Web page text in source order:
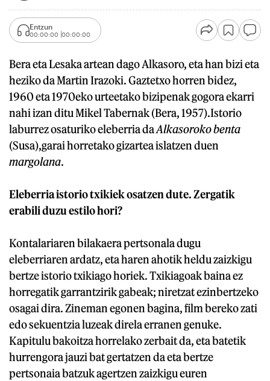
Entzun
00:00:00 00:00:00
Bera eta Lesaka artean dago Alkasoro, eta han bizi eta
heziko da Martin Irazoki. Gaztetxo horren bidez,
1960 eta 1970eko urteetako bizipenak gogora ekarri
nahi izan ditu Mikel Tabernak (Bera, 1957).Istorio
laburrez osaturiko eleberria daAlkasoroko benta
(Susa),garai horretako gizartea islatzen duen
margolana.
Eleberria istorio txikiek osatzen dute. Zergatik
erabili duzu estilo hori?
Kontalariaren bilakaera pertsonala dugu
eleberriaren ardatz, eta haren ahotik heldu zaizkigu
bertze istorio txikiago horiek. Txikiagoak baina ez
horregatik garrantzirik gabeak; niretzat ezinbertzeko
osagai dira. Zineman egonen bagina, film bereko zati
edo sekuentzia luzeak direla erranen genuke.
Kapitulu bakoitza horrelako zerbait da, eta batetik
hurrengora jauzi bat gertatzen da eta bertze
pertsonaia batzuk agertzen zaizkigu euren